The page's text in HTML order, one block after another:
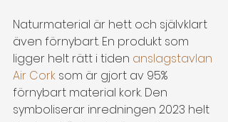
Naturmaterial är hett och självklart
även förnybart. En produkt som
ligger helt rätt i tiden anslagstavlan
Air Cork som är gjort av 95%
förnybart material kork. Den
symboliserar inredningen 2023 helt